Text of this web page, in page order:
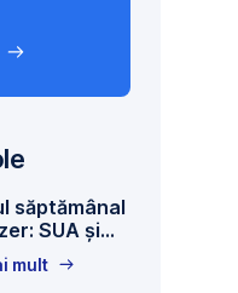
săptămânal
SUA și
la un
mult